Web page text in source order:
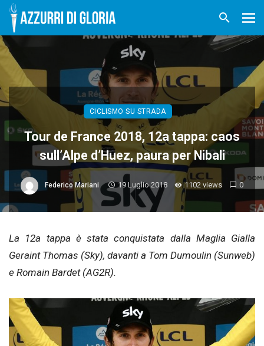
CICLISMO SU STRADA
Tour de France 2018, 12a tappa: caos
sull’Alpe d’Huez, paura per Nibali
Federico Mariani 19 Luglio 2018 1102 views 0
La 12a tappa è stata conquistata dalla Maglia Gialla
Geraint Thomas (Sky), davanti a Tom Dumoulin (Sunweb)
e Romain Bardet (AG2R).